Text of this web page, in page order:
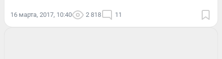
16 марта, 2017, 10:40 2 818 11